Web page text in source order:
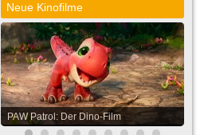
Neue Kinofilme
PAW Patrol: Der Dino-Film